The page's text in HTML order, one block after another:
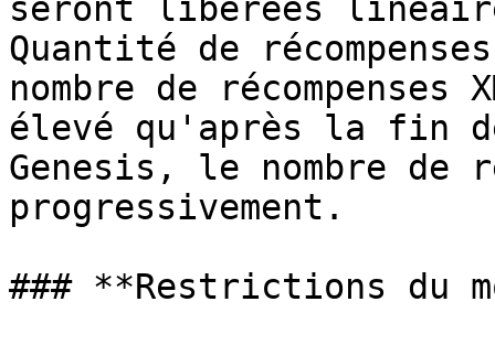
seront libérées
Quantité de
nombre de récompenses
élevé qu'après la fin
Genesis, le nombre de
progressivement.
### **Restrictions du